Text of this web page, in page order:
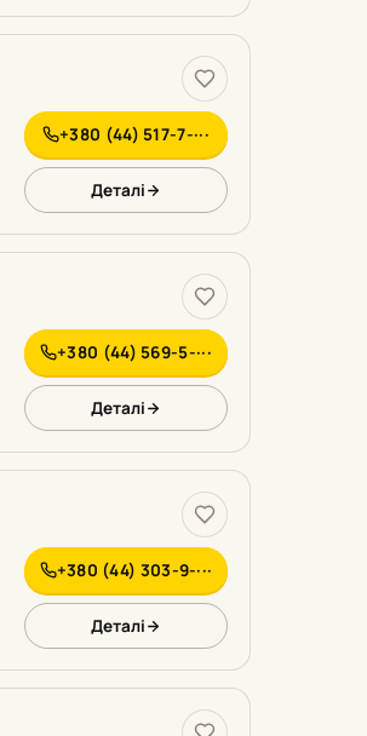
+380 (44) 517-7-···
Деталі
+380 (44) 569-5-···
Деталі
+380 (44) 303-9-···
Деталі